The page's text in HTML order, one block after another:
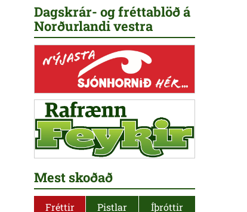
Dagskrár- og fréttablöð á
Norðurlandi vestra
Mest skoðað
Fréttir Pistlar Íþróttir